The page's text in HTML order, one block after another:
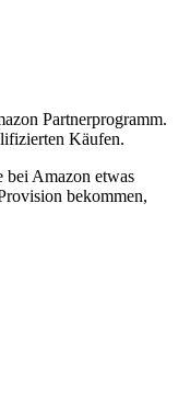
Partnerprogramm.
Käufen.
bei Amazon etwas
bekommen,